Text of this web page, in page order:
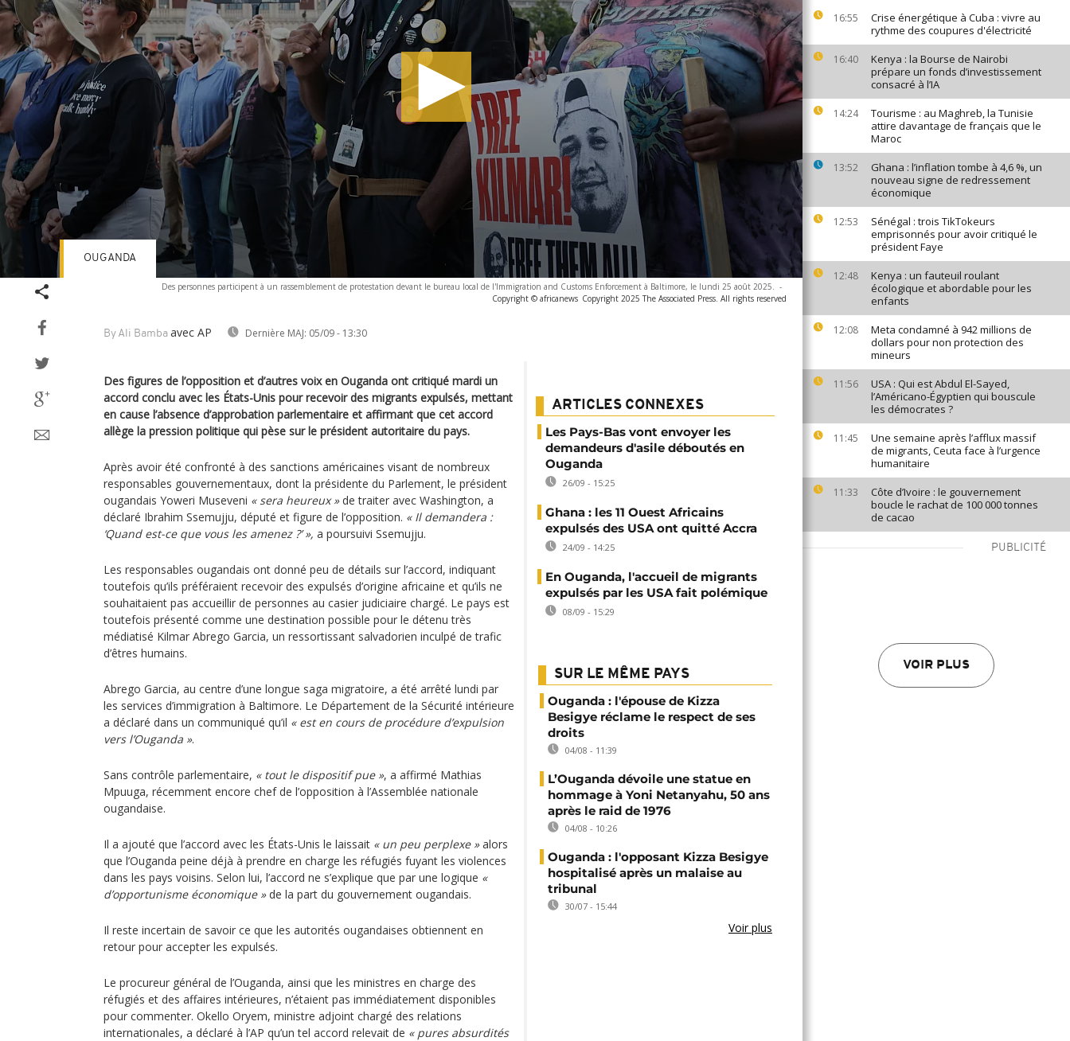
16:55
Crise énergétique à Cuba : vivre au
rythme des coupures d'électricité
16:40
Kenya : la Bourse de Nairobi
prépare un fonds d’investissement
consacré à l’IA
14:24
Tourisme : au Maghreb, la Tunisie
attire davantage de français que le
Maroc
13:52
Ghana : l’inflation tombe à 4,6 %, un
nouveau signe de redressement
économique
12:53
Sénégal : trois TikTokeurs
emprisonnés pour avoir critiqué le
président Faye
12:48
Kenya : un fauteuil roulant
écologique et abordable pour les
enfants
12:08
Meta condamné à 942 millions de
dollars pour non protection des
mineurs
11:56
USA : Qui est Abdul El-Sayed,
l’Américano-Égyptien qui bouscule
les démocrates ?
11:45
Une semaine après l’afflux massif
de migrants, Ceuta face à l’urgence
humanitaire
11:33
Côte d’Ivoire : le gouvernement
boucle le rachat de 100 000 tonnes
de cacao
PUBLICITÉ
VOIR PLUS
Des personnes participent à un rassemblement de protestation devant le bureau local de l'Immigration and Customs Enforcement à Baltimore, le lundi 25 août 2025. -
Copyright © africanews Copyright 2025 The Associated Press. All rights reserved
By Ali Bamba avec AP Dernière MAJ: 05/09 - 13:30
OUGANDA
Des figures de l’opposition et d’autres voix en Ouganda ont critiqué mardi un
accord conclu avec les États-Unis pour recevoir des migrants expulsés, mettant
en cause l’absence d’approbation parlementaire et affirmant que cet accord
allège la pression politique qui pèse sur le président autoritaire du pays.
Après avoir été confronté à des sanctions américaines visant de nombreux
responsables gouvernementaux, dont la présidente du Parlement, le président
ougandais Yoweri Museveni « sera heureux »de traiter avec Washington, a
déclaré Ibrahim Ssemujju, député et figure de l’opposition. « Il demandera :
‘Quand est-ce que vous les amenez ?’ », a poursuivi Ssemujju.
Les responsables ougandais ont donné peu de détails sur l’accord, indiquant
toutefois qu’ils préféraient recevoir des expulsés d’origine africaine et qu’ils ne
souhaitaient pas accueillir de personnes au casier judiciaire chargé. Le pays est
toutefois présenté comme une destination possible pour le détenu très
médiatisé Kilmar Abrego Garcia, un ressortissant salvadorien inculpé de trafic
d’êtres humains.
Abrego Garcia, au centre d’une longue saga migratoire, a été arrêté lundi par
les services d’immigration à Baltimore. Le Département de la Sécurité intérieure
a déclaré dans un communiqué qu’il « est en cours de procédure d’expulsion
vers l’Ouganda ».
Sans contrôle parlementaire, « tout le dispositif pue », a affirmé Mathias
Mpuuga, récemment encore chef de l’opposition à l’Assemblée nationale
ougandaise.
Il a ajouté que l’accord avec les États-Unis le laissait « un peu perplexe »alors
que l’Ouganda peine déjà à prendre en charge les réfugiés fuyant les violences
dans les pays voisins. Selon lui, l’accord ne s’explique que par une logique «
d’opportunisme économique »de la part du gouvernement ougandais.
Il reste incertain de savoir ce que les autorités ougandaises obtiennent en
retour pour accepter les expulsés.
Le procureur général de l’Ouganda, ainsi que les ministres en charge des
réfugiés et des affaires intérieures, n’étaient pas immédiatement disponibles
pour commenter. Okello Oryem, ministre adjoint chargé des relations
internationales, a déclaré à l’AP qu’un tel accord relevait de « pures absurdités
ARTICLES CONNEXES
Les Pays-Bas vont envoyer les
demandeurs d'asile déboutés en
Ouganda
26/09 - 15:25
Ghana : les 11 Ouest Africains
expulsés des USA ont quitté Accra
24/09 - 14:25
En Ouganda, l'accueil de migrants
expulsés par les USA fait polémique
08/09 - 15:29
SUR LE MÊME PAYS
Ouganda : l'épouse de Kizza
Besigye réclame le respect de ses
droits
04/08 - 11:39
L’Ouganda dévoile une statue en
hommage à Yoni Netanyahu, 50 ans
après le raid de 1976
04/08 - 10:26
Ouganda : l'opposant Kizza Besigye
hospitalisé après un malaise au
tribunal
30/07 - 15:44
Voir plus